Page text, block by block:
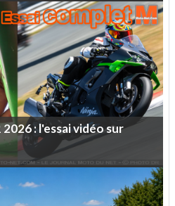
2026:l'essaividéosur